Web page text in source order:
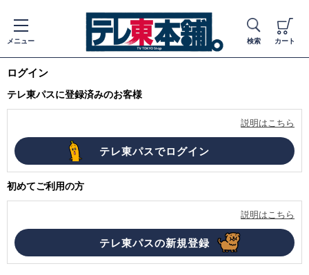
メニュー 検索 カート
ログイン
テレ東パスに登録済みのお客様
説明はこちら
初めてご利用の方
説明はこちら